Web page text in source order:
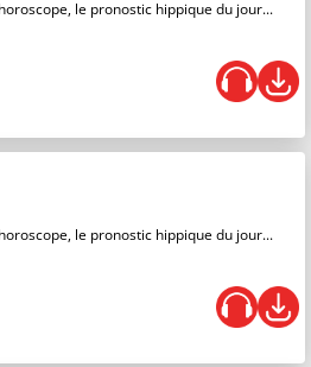
le pronostic hippique du jour...
le pronostic hippique du jour...